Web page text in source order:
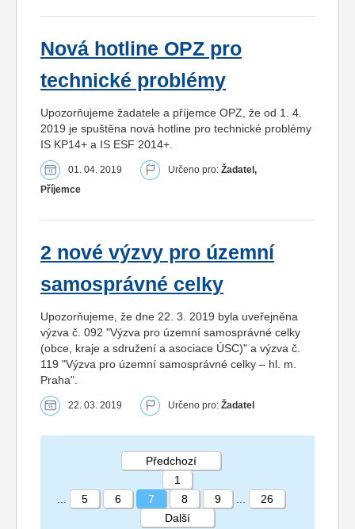
Nová hotline OPZ pro
technické problémy
Upozorňujeme žadatele a příjemce OPZ, že od 1. 4.
2019 je spuštěna nová hotline pro technické problémy
IS KP14+ a IS ESF 2014+.
01. 04. 2019 Určeno pro: Žadatel,
Příjemce
2 nové výzvy pro územní
samosprávné celky
Upozorňujeme, že dne 22. 3. 2019 byla uveřejněna
výzva č. 092 "Výzva pro územní samosprávné celky
(obce, kraje a sdružení a asociace ÚSC)" a výzva č.
119 "Výzva pro územní samosprávné celky – hl. m.
Praha".
22. 03. 2019 Určeno pro: Žadatel
STRÁNKA 7 26
Předchozí
1
5 6 7 8 9
26
Další